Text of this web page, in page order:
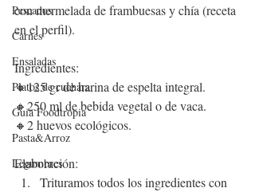
Pescados
Carnes
Ensaladas
Platos de cuchara
Guía Foodtropia
Pasta&Arroz
Legumbres
con mermelada de frambuesas y chía (receta
en el perfil).
Ingredientes:
🔸125 gr de harina de espelta integral.
🔸250 ml de bebida vegetal o de vaca.
🔸2 huevos ecológicos.
Elaboración:
Trituramos todos los ingredientes con